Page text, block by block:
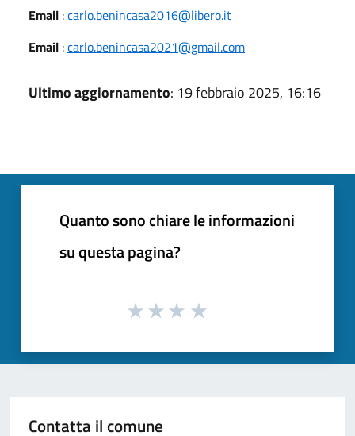
Email :carlo.benincasa2016@libero.it
Email :carlo.benincasa2021@gmail.com
Ultimo aggiornamento: 19 febbraio 2025, 16:16
Quanto sono chiare le informazioni
su questa pagina?
Contatta il comune